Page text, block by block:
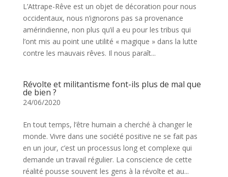
L’Attrape-Rêve est un objet de décoration pour nous
occidentaux, nous n’ignorons pas sa provenance
amérindienne, non plus qu’il a eu pour les tribus qui
l’ont mis au point une utilité « magique » dans la lutte
contre les mauvais rêves. Il nous paraît...
Révolte et militantisme font-ils plus de mal que
de bien ?
24/06/2020
En tout temps, l’être humain a cherché à changer le
monde. Vivre dans une société positive ne se fait pas
en un jour, c’est un processus long et complexe qui
demande un travail régulier. La conscience de cette
réalité pousse souvent les gens à la révolte et au...